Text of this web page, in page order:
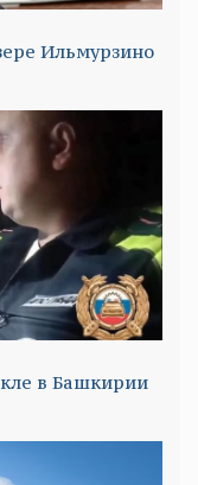
Ильмурзино
в Башкирии